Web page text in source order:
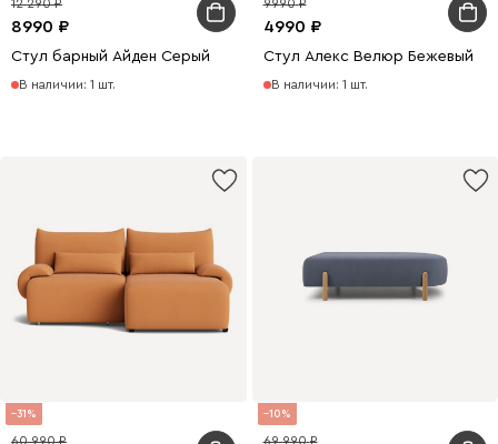
8990
12 290
Стул барный Айден Серый
В наличии: 1 шт.
4990
9990
Стул Алекс Велюр Бежевый
В наличии: 1 шт.
31
60 990
10
69 990